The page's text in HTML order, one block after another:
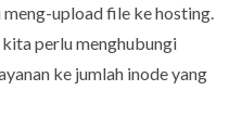
upload file ke hosting.
perlu menghubungi
ke jumlah inode yang